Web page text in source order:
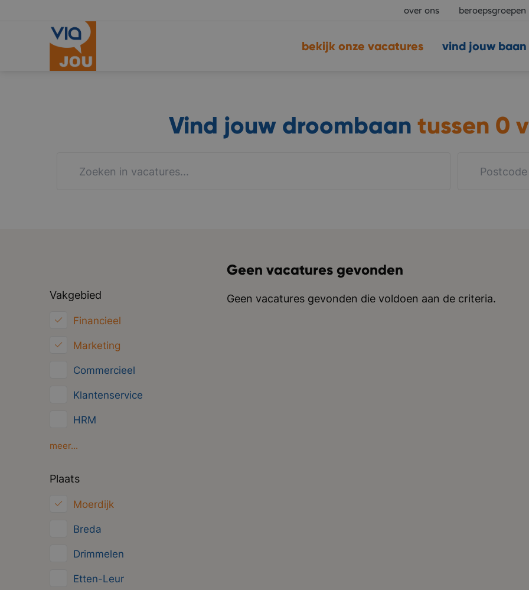
over ons beroepsgroepen
vind jouw baan
bekijk onze vacatures
Vind jouw droombaan tussen 0
Vakgebied
Financieel
Marketing
Commercieel
Klantenservice
HRM
Inkoop/Logistiek
meer...
Plaats
Moerdijk
Breda
Drimmelen
Etten-Leur
Geen vacatures gevonden
Geen vacatures gevonden die voldoen aan de criteria.